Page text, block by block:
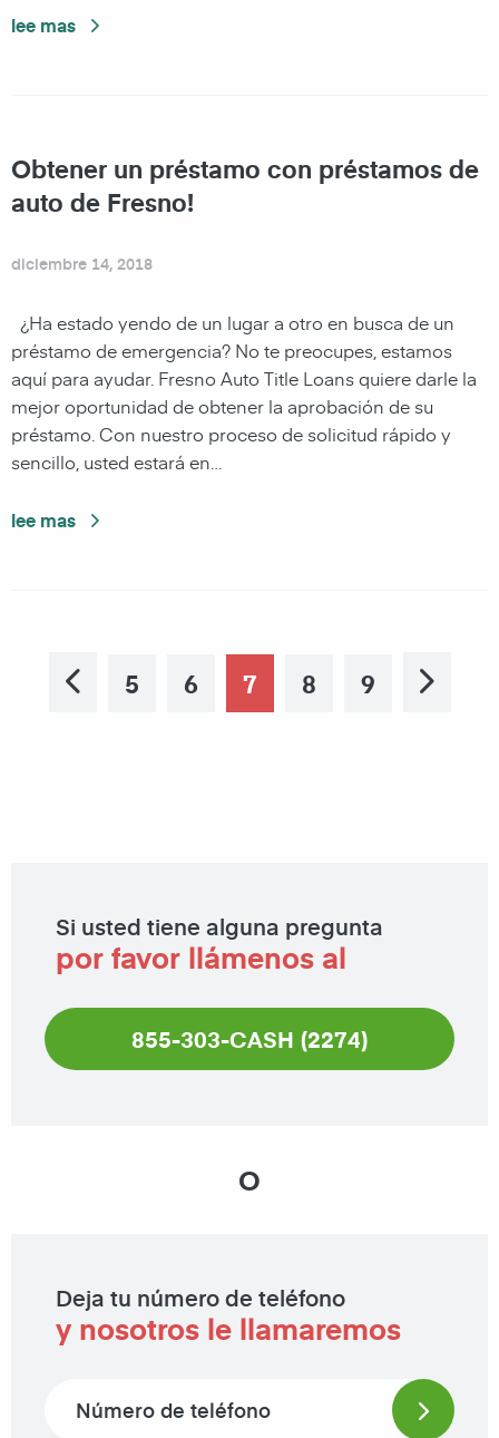
lee mas
Obtener un préstamo con préstamos de
auto de Fresno!
diciembre 14, 2018
¿Ha estado yendo de un lugar a otro en busca de un
préstamo de emergencia? No te preocupes, estamos
aquí para ayudar. Fresno Auto Title Loans quiere darle la
mejor oportunidad de obtener la aprobación de su
préstamo. Con nuestro proceso de solicitud rápido y
sencillo, usted estará en…
lee mas
Previous
5 6 7 8 9
Si usted tiene alguna pregunta
por favor llámenos al
855-303-CASH (2274)
O
Deja tu número de teléfono
y nosotros le llamaremos